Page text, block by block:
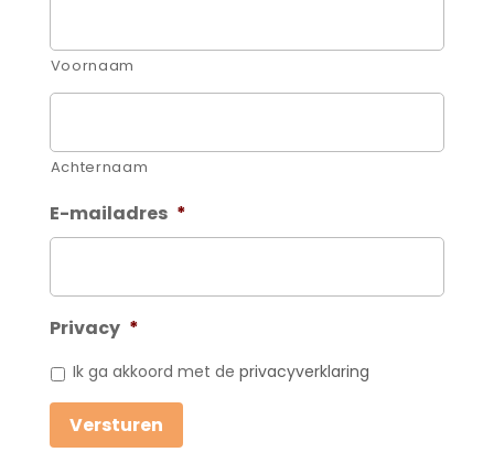
Voornaam
Achternaam
E-mailadres *
Privacy *
Ik ga akkoord met de privacyverklaring
Versturen